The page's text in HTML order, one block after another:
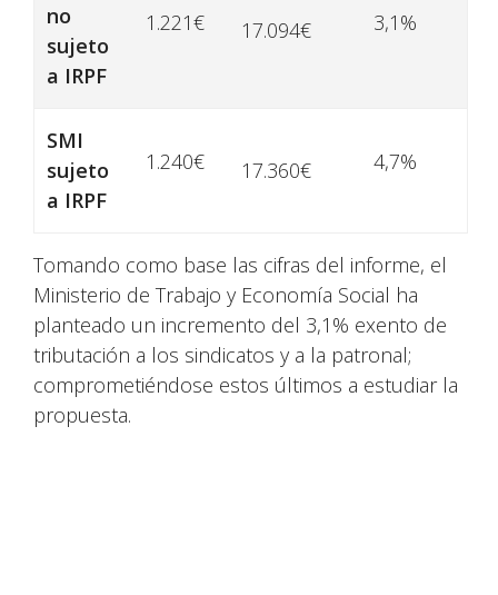
no
sujeto
a IRPF
1.221€ 17.094€ 3,1%
SMI
sujeto
a IRPF
1.240€ 17.360€ 4,7%
Tomando como base las cifras del informe, el
Ministerio de Trabajo y Economía Social ha
planteado un incremento del 3,1% exento de
tributación a los sindicatos y a la patronal;
comprometiéndose estos últimos a estudiar la
propuesta.